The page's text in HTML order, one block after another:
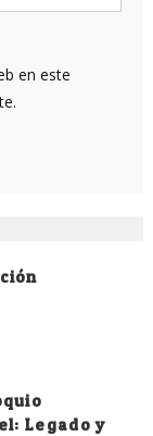
en este
Legado y